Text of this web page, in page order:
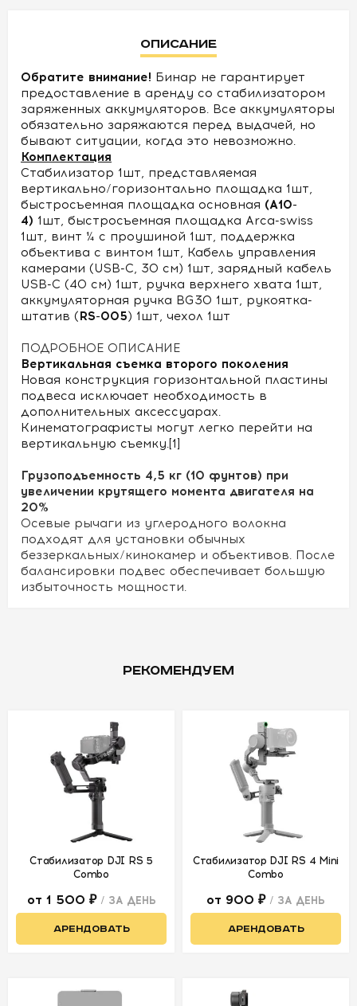
НАС
КОНТАКТЫ
Описание
Обратите внимание! Бинар не гарантирует
предоставление в аренду со стабилизатором
заряженных аккумуляторов. Все аккумуляторы
обязательно заряжаются перед выдачей, но
бывают ситуации, когда это невозможно.
Комплектация
Cтабилизатор 1шт, представляемая
вертикально/горизонтально площадка 1шт,
быстросъемная площадка основная (А10-
4) 1шт, быстросъемная площадка Arca-swiss
1шт, винт ¼ с проушиной 1шт, поддержка
объектива с винтом 1шт, Кабель управления
камерами (USB-C, 30 см) 1шт, зарядный кабель
USB-C (40 см) 1шт, ручка верхнего хвата 1шт,
аккумуляторная ручка BG30 1шт, рукоятка-
штатив (RS-005) 1шт, чехол 1шт
ПОДРОБНОЕ ОПИСАНИЕ
Вертикальная съемка второго поколения
Новая конструкция горизонтальной пластины
подвеса исключает необходимость в
дополнительных аксессуарах.
Кинематографисты могут легко перейти на
вертикальную съемку.[1]
Грузоподъемность 4,5 кг (10 фунтов) при
увеличении крутящего момента двигателя на
20%
Осевые рычаги из углеродного волокна
подходят для установки обычных
беззеркальных/кинокамер и объективов. После
балансировки подвес обеспечивает большую
избыточность мощности.
РЕКОМЕНДУЕМ
Стабилизатор DJI RS 5
Combo
от 1 500 ₽ / ЗА ДЕНЬ
АРЕНДОВАТЬ
Стабилизатор DJI RS 4 Mini
Combo
от 900 ₽ / ЗА ДЕНЬ
АРЕНДОВАТЬ